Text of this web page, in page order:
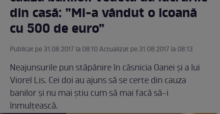
din casă: ”Mi-a vândut o icoană
cu 500 de euro”
Publicat pe 31.08.2017 la 08:10 Actualizat pe 31.08.2017 la 08:13
Neajunsurile pun stăpânire în căsnicia Oanei și a lui
Viorel Lis. Cei doi au ajuns să se certe din cauza
banilor și nu mai știu cum să mai facă să-i
înmulțească.